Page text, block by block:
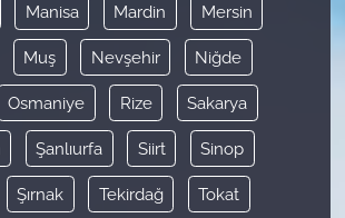
Manisa Mardin Mersin
Muş Nevşehir Niğde
Osmaniye Rize Sakarya
Şanlıurfa Siirt Sinop
Şırnak Tekirdağ Tokat